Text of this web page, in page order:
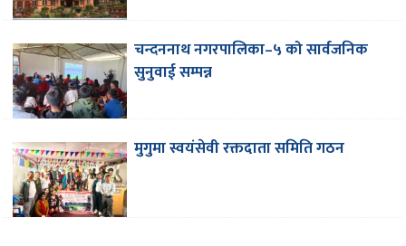
चन्दननाथ नगरपालिका–५ को सार्वजनिक
सुनुवाई सम्पन्न
मुगुमा स्वयंसेवी रक्तदाता समिति गठन